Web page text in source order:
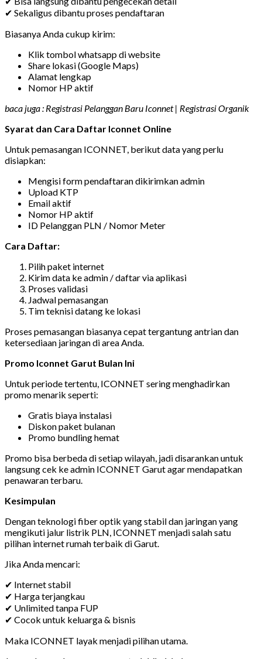
✔ Sekaligus dibantu proses pendaftaran
Biasanya Anda cukup kirim:
Klik tombol whatsapp di website
Share lokasi (Google Maps)
Alamat lengkap
Nomor HP aktif
baca juga : Registrasi Pelanggan Baru Iconnet | Registrasi Organik
Syarat dan Cara Daftar Iconnet Online
Untuk pemasangan ICONNET, berikut data yang perlu
disiapkan:
Mengisi form pendaftaran dikirimkan admin
Upload KTP
Email aktif
Nomor HP aktif
ID Pelanggan PLN / Nomor Meter
Cara Daftar:
Pilih paket internet
Kirim data ke admin / daftar via aplikasi
Proses validasi
Jadwal pemasangan
Tim teknisi datang ke lokasi
Proses pemasangan biasanya cepat tergantung antrian dan
ketersediaan jaringan di area Anda.
Promo Iconnet Garut Bulan Ini
Untuk periode tertentu, ICONNET sering menghadirkan
promo menarik seperti:
Gratis biaya instalasi
Diskon paket bulanan
Promo bundling hemat
Promo bisa berbeda di setiap wilayah, jadi disarankan untuk
langsung cek ke admin ICONNET Garut agar mendapatkan
penawaran terbaru.
Kesimpulan
Dengan teknologi fiber optik yang stabil dan jaringan yang
mengikuti jalur listrik PLN, ICONNET menjadi salah satu
pilihan internet rumah terbaik di Garut.
Jika Anda mencari:
✔ Internet stabil
✔ Harga terjangkau
✔ Unlimited tanpa FUP
✔ Cocok untuk keluarga & bisnis
Maka ICONNET layak menjadi pilihan utama.